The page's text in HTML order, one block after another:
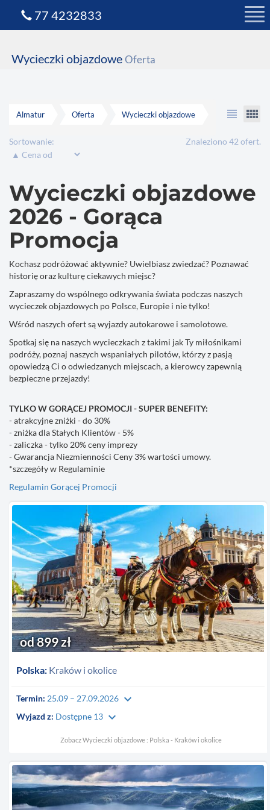
Wycieczki objazdowe Oferta
Almatur Oferta Wycieczki objazdowe view_headline view_comfy
Sortowanie: Znaleziono 42 ofert.
Wycieczki objazdowe
2026 - Gorąca
Promocja
Kochasz podróżować aktywnie? Uwielbiasz zwiedzać? Poznawać
historię oraz kulturę ciekawych miejsc?
Zapraszamy do wspólnego odkrywania świata podczas naszych
wycieczek objazdowych po Polsce, Europie i nie tylko!
Wśród naszych ofert są wyjazdy autokarowe i samolotowe.
Spotkaj się na naszych wycieczkach z takimi jak Ty miłośnikami
podróży, poznaj naszych wspaniałych pilotów, którzy z pasją
opowiedzą Ci o odwiedzanych miejscach, a kierowcy zapewnią
bezpieczne przejazdy!
TYLKO W GORĄCEJ PROMOCJI - SUPER BENEFITY:
- atrakcyjne zniżki - do 30%
- zniżka dla Stałych Klientów - 5%
- zaliczka - tylko 20% ceny imprezy
- Gwarancja Niezmienności Ceny 3% wartości umowy.
*szczegóły w Regulaminie
Regulamin Gorącej Promocji
Polska: Kraków i okolice
od 899 zł
Termin: 25.09 – 27.09.2026 keyboard_arrow_down
Wyjazd z: Dostępne 13 keyboard_arrow_down
Zobacz Wycieczki objazdowe : Polska - Kraków i okolice
77 4232833